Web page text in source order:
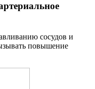
сосудов и
повышение